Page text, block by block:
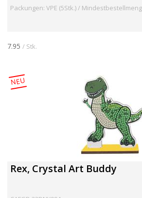
Packungen: VPE (5Stk.) /
7.95 / Stk.
NEU
Rex, Crystal Art Buddy